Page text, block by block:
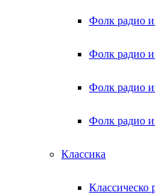
Фолк радио
Фолк радио
Фолк радио
Фолк радио
Классика
Классическо